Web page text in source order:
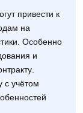
привести к
на
Особенно
и
с учётом